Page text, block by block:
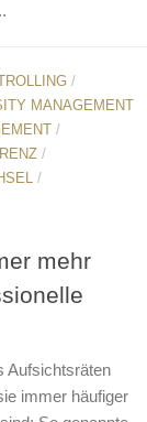
/
MANAGEMENT
/
/
/
mehr
Aufsichtsräten
immer häufiger